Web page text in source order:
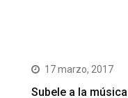
17 marzo, 2017
Subele a la